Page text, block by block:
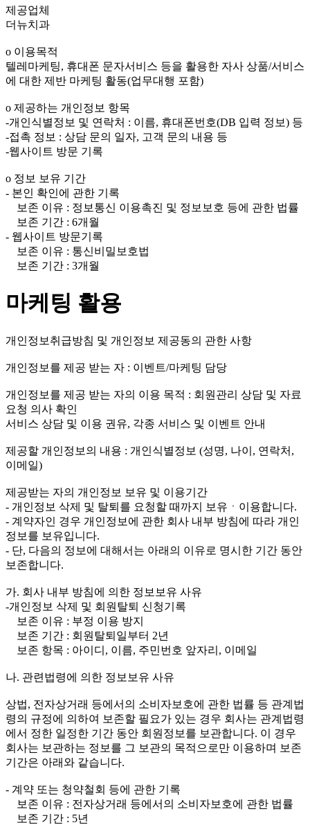
제공업체
더뉴치과
ο 이용목적
텔레마케팅, 휴대폰 문자서비스 등을 활용한 자사 상품/서비스
에 대한 제반 마케팅 활동(업무대행 포함)
ο 제공하는 개인정보 항목
-개인식별정보 및 연락처 : 이름, 휴대폰번호(DB 입력 정보) 등
-접촉 정보 : 상담 문의 일자, 고객 문의 내용 등
-웹사이트 방문 기록
ο 정보 보유 기간
- 본인 확인에 관한 기록
보존 이유 : 정보통신 이용촉진 및 정보보호 등에 관한 법률
보존 기간 : 6개월
- 웹사이트 방문기록
보존 이유 : 통신비밀보호법
보존 기간 : 3개월
마케팅 활용
개인정보취급방침 및 개인정보 제공동의 관한 사항
개인정보를 제공 받는 자 : 이벤트/마케팅 담당
개인정보를 제공 받는 자의 이용 목적 : 회원관리 상담 및 자료
요청 의사 확인
서비스 상담 및 이용 권유, 각종 서비스 및 이벤트 안내
제공할 개인정보의 내용 : 개인식별정보 (성명, 나이, 연락처,
이메일)
제공받는 자의 개인정보 보유 및 이용기간
- 개인정보 삭제 및 탈퇴를 요청할 때까지 보유ㆍ이용합니다.
- 계약자인 경우 개인정보에 관한 회사 내부 방침에 따라 개인
정보를 보유입니다.
- 단, 다음의 정보에 대해서는 아래의 이유로 명시한 기간 동안
보존합니다.
가. 회사 내부 방침에 의한 정보보유 사유
-개인정보 삭제 및 회원탈퇴 신청기록
보존 이유 : 부정 이용 방지
보존 기간 : 회원탈퇴일부터 2년
보존 항목 : 아이디, 이름, 주민번호 앞자리, 이메일
나. 관련법령에 의한 정보보유 사유
상법, 전자상거래 등에서의 소비자보호에 관한 법률 등 관계법
령의 규정에 의하여 보존할 필요가 있는 경우 회사는 관계법령
에서 정한 일정한 기간 동안 회원정보를 보관합니다. 이 경우
회사는 보관하는 정보를 그 보관의 목적으로만 이용하며 보존
기간은 아래와 같습니다.
- 계약 또는 청약철회 등에 관한 기록
보존 이유 : 전자상거래 등에서의 소비자보호에 관한 법률
보존 기간 : 5년